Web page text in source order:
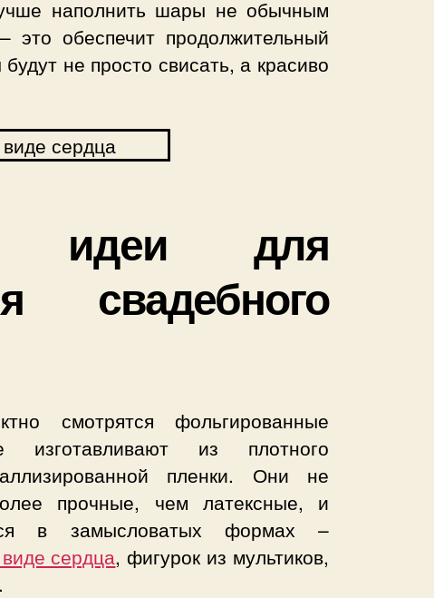
наполнить шары не обычным
это обеспечит продолжительный
не просто свисать, а красиво
идеи для
свадебного
смотрятся фольгированные
изготавливают из плотного
пленки. Они не
прочные, чем латексные, и
в замысловатых формах –
сердца, фигурок из мультиков,